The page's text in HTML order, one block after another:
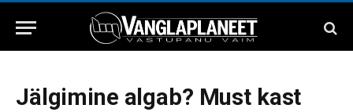
Jälgimine algab? Must kast